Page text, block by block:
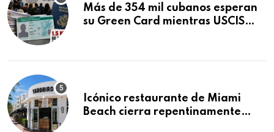
Más de 354 mil cubanos esperan
su Green Card mientras USCIS
Icónico restaurante de Miami
Beach cierra repentinamente